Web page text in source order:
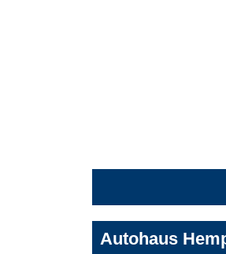
Autohaus